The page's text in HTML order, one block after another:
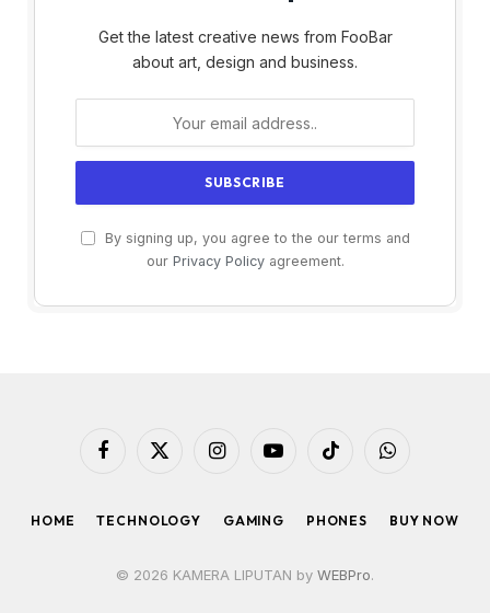
Get the latest creative news from FooBar
about art, design and business.
By signing up, you agree to the our terms and
our Privacy Policyagreement.
Facebook
X
InstagramYouTubeTikTok WhatsApp
HOME TECHNOLOGY GAMING PHONES BUY NOW
© 2026 KAMERA LIPUTAN by WEBPro.